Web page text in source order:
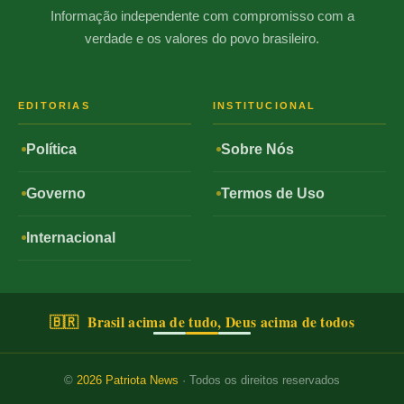
Informação independente com compromisso com a
verdade e os valores do povo brasileiro.
EDITORIAS
Política
Governo
Internacional
INSTITUCIONAL
Sobre Nós
Termos de Uso
🇧🇷 Brasil acima de tudo, Deus acima de todos
© 2026 Patriota News · Todos os direitos reservados